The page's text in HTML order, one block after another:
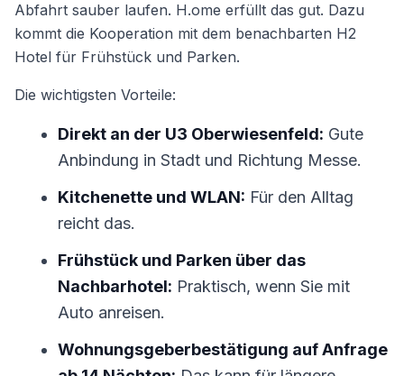
Abfahrt sauber laufen. H.ome erfüllt das gut. Dazu
kommt die Kooperation mit dem benachbarten H2
Hotel für Frühstück und Parken.
Die wichtigsten Vorteile:
Direkt an der U3 Oberwiesenfeld: Gute
Anbindung in Stadt und Richtung Messe.
Kitchenette und WLAN: Für den Alltag
reicht das.
Frühstück und Parken über das
Nachbarhotel: Praktisch, wenn Sie mit
Auto anreisen.
Wohnungsgeberbestätigung auf Anfrage